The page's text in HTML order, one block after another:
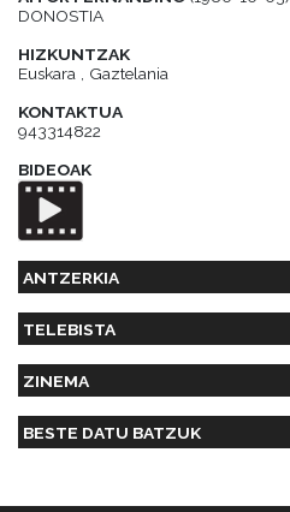
DONOSTIA
HIZKUNTZAK
Euskara , Gaztelania
KONTAKTUA
943314822
BIDEOAK
ANTZERKIA
TELEBISTA
ZINEMA
BESTE DATU BATZUK